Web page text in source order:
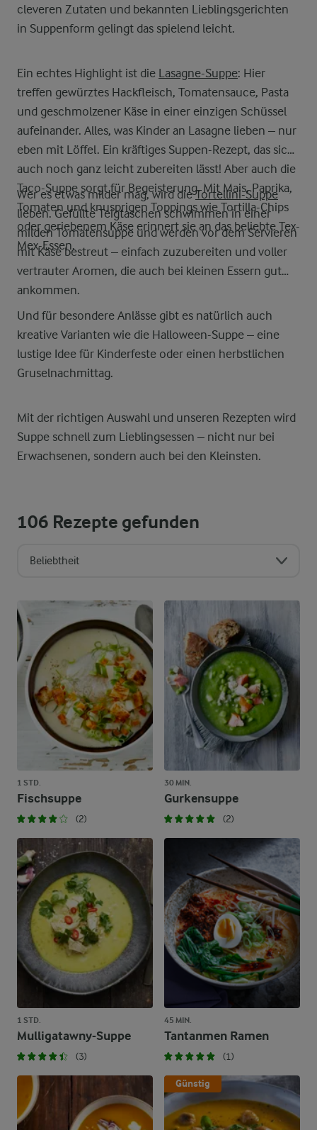
cleveren Zutaten und bekannten Lieblingsgerichten
in Suppenform gelingt das spielend leicht.
Ein echtes Highlight ist die Lasagne-Suppe: Hier
treffen gewürztes Hackfleisch, Tomatensauce, Pasta
und geschmolzener Käse in einer einzigen Schüssel
aufeinander. Alles, was Kinder an Lasagne lieben – nur
eben mit Löffel. Ein kräftiges Suppen-Rezept, das sich
auch noch ganz leicht zubereiten lässt! Aber auch die
Taco-Suppe sorgt für Begeisterung. Mit Mais, Paprika,
Tomaten und knusprigen Toppings wie Tortilla-Chips
oder geriebenem Käse erinnert sie an das beliebte Tex-
Mex-Essen.
Wer es etwas milder mag, wird dieTortellini-Suppe
lieben. Gefüllte Teigtaschen schwimmen in einer
milden Tomatensuppe und werden vor dem Servieren
mit Käse bestreut – einfach zuzubereiten und voller
vertrauter Aromen, die auch bei kleinen Essern gut
ankommen.
Und für besondere Anlässe gibt es natürlich auch
kreative Varianten wie die Halloween-Suppe – eine
lustige Idee für Kinderfeste oder einen herbstlichen
Gruselnachmittag.
Mit der richtigen Auswahl und unseren Rezepten wird
Suppe schnell zum Lieblingsessen – nicht nur bei
Erwachsenen, sondern auch bei den Kleinsten.
106 Rezepte gefunden
Beliebtheit
1 STD.
Fischsuppe
(2)
30 MIN.
Gurkensuppe
(2)
1 STD.
Mulligatawny-Suppe
(3)
45 MIN.
Tantanmen Ramen
(1)
Günstig